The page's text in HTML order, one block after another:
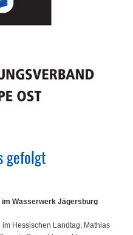
gefolgt
Wasserwerk Jägersburg
Hessischen Landtag, Mathias